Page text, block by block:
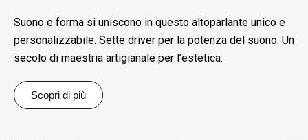
Suono e forma si uniscono in questo altoparlante unico e
personalizzabile. Sette driver per la potenza del suono. Un
secolo di maestria artigianale per l’estetica.
Scopri di più